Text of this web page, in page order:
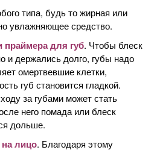
типа, будь то жирная или
увлажняющее средство.
праймера для губ. Чтобы блеск
и держались долго, губы надо
омертвевшие клетки,
губ становится гладкой.
за губами может стать
него помада или блеск
дольше.
лицо. Благодаря этому